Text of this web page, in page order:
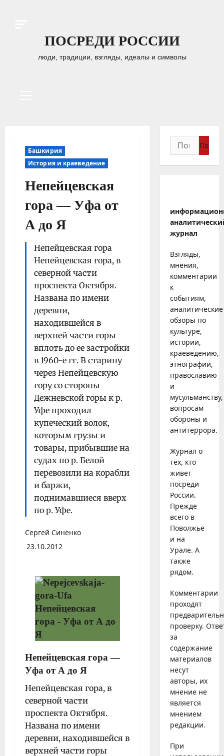
ПОСРЕДИ РОССИИ
люди, традиции, взгляды, идеалы и символы
Башкирия
История и краеведение
Непейцевская
гора — Уфа от
А до Я
Непейцевская гора
Непейцевская гора, в
северной части
проспекта Октября.
Названа по имени
деревни,
находившейся в
верхней части горы
вплоть до ее застройки
в 1960-е гг. В старину
через Непейцевскую
гору со стороны
Дежневской горы к р.
Уфе проходил
купеческий волок,
которым грузы и
товары, прибывшие на
судах по р. Белой
перевозили на корабли
и баржи,
поднимавшиеся вверх
по р. Уфе.
Сергей Синенко
23.10.2012
Непейцевская гора—
Уфа от А до Я
Непейцевская гора, в
северной части
проспекта Октября.
Названа по имени
деревни, находившейся в
верхней части горы
Найти:
журнал
Взгляды,
мнения,
комментарии
к
событиям,
аналитические
обзоры по
культуре,
истории,
краеведению,
этнографии,
православию
и
мусульманству,
вопросам
обороны и
антитеррора.
Журнал о
тех, кто
живет
посреди
России.
Прежде
всего в
Поволжье
и на
Урале. А
также
рядом.
Комментарии
проходят
проверку.
за
содержание
материалов
несут
авторы, их
мнение не
является
мнением
редакции.
При